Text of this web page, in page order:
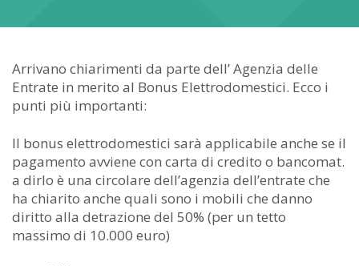
Arrivano chiarimenti da parte dell’ Agenzia delle
Entrate in merito al Bonus Elettrodomestici. Ecco i
punti più importanti:
Il bonus elettrodomestici sarà applicabile anche se il
pagamento avviene con carta di credito o bancomat.
a dirlo è una circolare dell’agenzia dell’entrate che
ha chiarito anche quali sono i mobili che danno
diritto alla detrazione del 50% (per un tetto
massimo di 10.000 euro)